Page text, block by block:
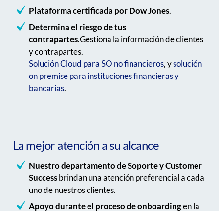
Plataforma certificada por Dow Jones.
Determina el riesgo de tus
contrapartes.Gestiona la información de clientes
y contrapartes.
Solución Cloud para SO no financieros, ysolución
on premise para instituciones financieras y
bancarias.
La mejor atención a su alcance
Nuestro departamento de Soporte y Customer
Successbrindan una atención preferencial a cada
uno de nuestros clientes.
Apoyo durante el proceso de onboardingen la